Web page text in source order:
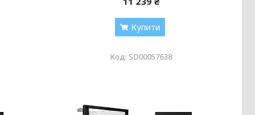
Купити
SD00057638